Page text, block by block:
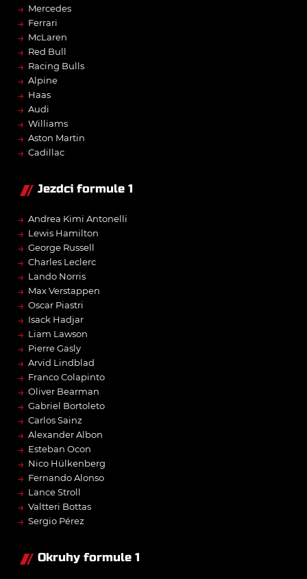
→ Mercedes
→ Ferrari
→ McLaren
→ Red Bull
→ Racing Bulls
→ Alpine
→ Haas
→ Audi
→ Williams
→ Aston Martin
→ Cadillac
Jezdci formule 1
→ Andrea Kimi Antonelli
→ Lewis Hamilton
→ George Russell
→ Charles Leclerc
→ Lando Norris
→ Max Verstappen
→ Oscar Piastri
→ Isack Hadjar
→ Liam Lawson
→ Pierre Gasly
→ Arvid Lindblad
→ Franco Colapinto
→ Oliver Bearman
→ Gabriel Bortoleto
→ Carlos Sainz
→ Alexander Albon
→ Esteban Ocon
→ Nico Hülkenberg
→ Fernando Alonso
→ Lance Stroll
→ Valtteri Bottas
→ Sergio Pérez
Okruhy formule 1